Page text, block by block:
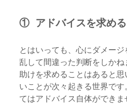
①  アドバイスを求める
とはいっても、心にダメー
乱して間違った判断をしか
助けを求めることはあると
いことが次々起きる世界で
てはアドバイス自体ができま